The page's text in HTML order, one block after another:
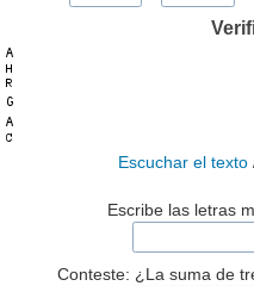
Escuchar el texto
Escribe las letras
Conteste: ¿La suma de